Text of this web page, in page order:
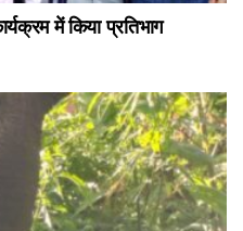
में किया प्रतिभाग